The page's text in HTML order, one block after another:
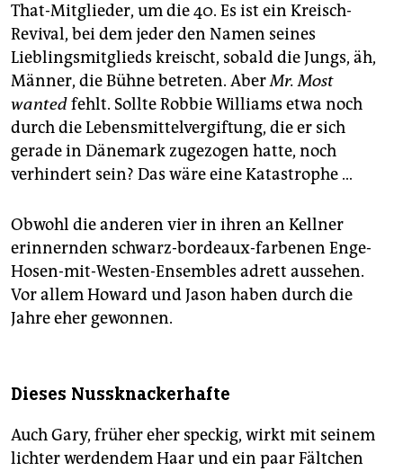
That-Mitglieder, um die 40. Es ist ein Kreisch-
Revival, bei dem jeder den Namen seines
Lieblingsmitglieds kreischt, sobald die Jungs, äh,
Männer, die Bühne betreten. AberMr. Most
wantedfehlt. Sollte Robbie Williams etwa noch
durch die Lebensmittelvergiftung, die er sich
gerade in Dänemark zugezogen hatte, noch
verhindert sein? Das wäre eine Katastrophe …
Obwohl die anderen vier in ihren an Kellner
erinnernden schwarz-bordeaux-farbenen Enge-
Hosen-mit-Westen-Ensembles adrett aussehen.
Vor allem Howard und Jason haben durch die
Jahre eher gewonnen.
Dieses Nussknackerhafte
Auch Gary, früher eher speckig, wirkt mit seinem
lichter werdendem Haar und ein paar Fältchen